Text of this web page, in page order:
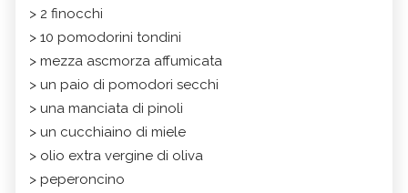
> 2 finocchi
> 10 pomodorini tondini
> mezza ascmorza affumicata
> un paio di pomodori secchi
> una manciata di pinoli
> un cucchiaino di miele
> olio extra vergine di oliva
> peperoncino